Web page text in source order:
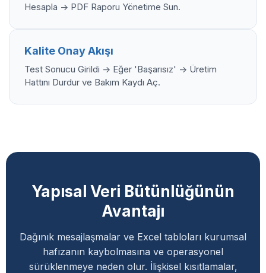
Hesapla -> PDF Raporu Yönetime Sun.
Kalite Onay Akışı
Test Sonucu Girildi -> Eğer 'Başarısız' -> Üretim
Hattını Durdur ve Bakım Kaydı Aç.
Yapısal Veri Bütünlüğünün
Avantajı
Dağınık mesajlaşmalar ve Excel tabloları kurumsal
hafızanın kaybolmasına ve operasyonel
sürüklenmeye neden olur. İlişkisel kısıtlamalar,